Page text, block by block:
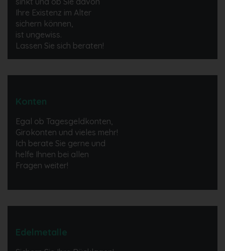
Ihre Existenz im Alter
sichern können,
ist ungewiss.
Lassen Sie sich beraten!
Konten
Egal ob Tagesgeldkonten,
Girokonten und vieles mehr!
Ich berate Sie gerne und
helfe Ihnen bei allen
Fragen weiter!
Edelmetalle